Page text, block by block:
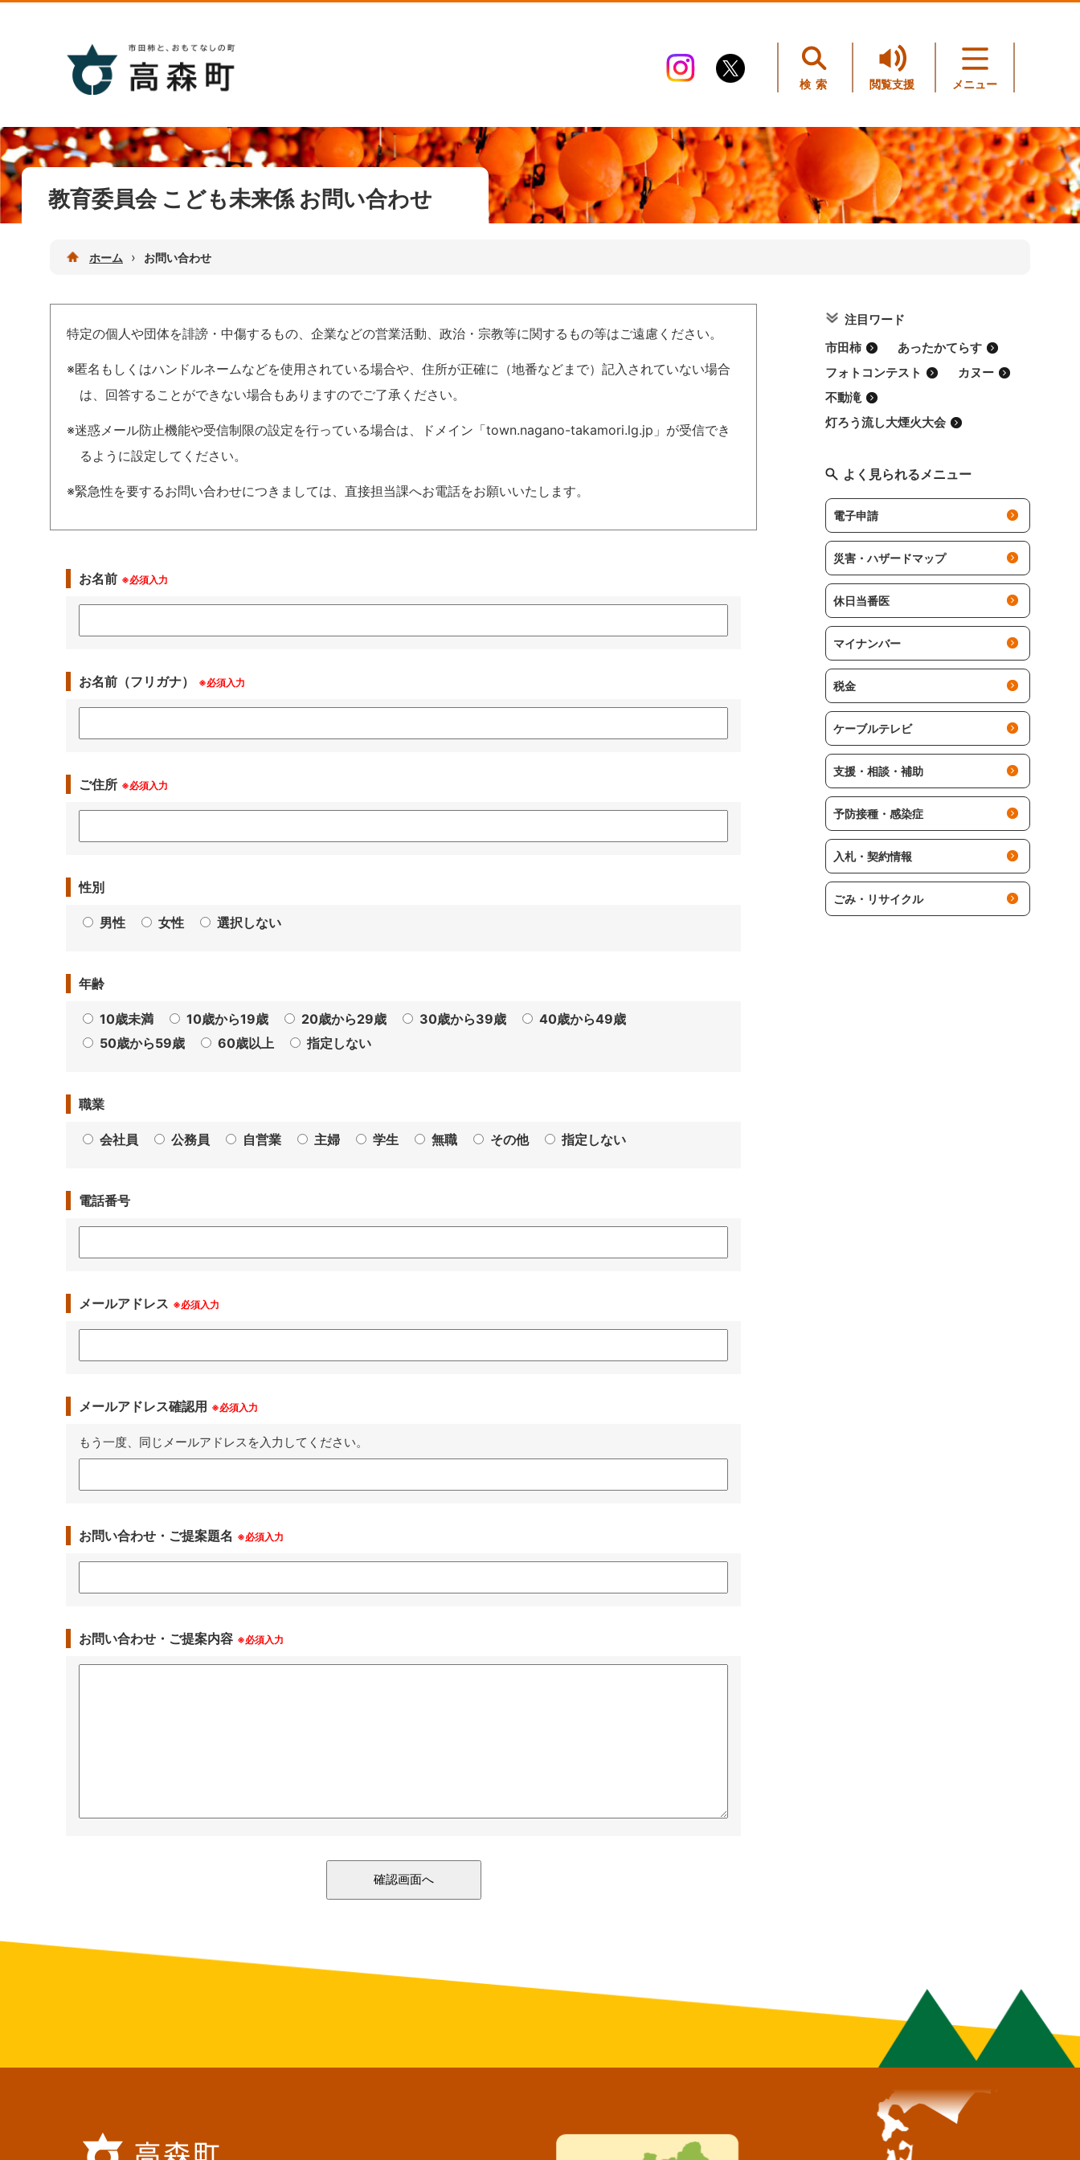
検索 閲覧支援 メニュー
教育委員会 こども未来係 お問い合わせ
ホーム › お問い合わせ
特定の個人や団体を誹謗・中傷するもの、企業などの営業活動、政治・宗教等に関するもの等はご遠慮ください。
※匿名もしくはハンドルネームなどを使用されている場合や、住所が正確に（地番などまで）記入されていない場合
は、回答することができない場合もありますのでご了承ください。
※迷惑メール防止機能や受信制限の設定を行っている場合は、ドメイン「town.nagano-takamori.lg.jp」が受信でき
るように設定してください。
※緊急性を要するお問い合わせにつきましては、直接担当課へお電話をお願いいたします。
お名前 ※必須入力
お名前（フリガナ） ※必須入力
ご住所 ※必須入力
性別
男性 女性 選択しない
年齢
10歳未満 10歳から19歳 20歳から29歳 30歳から39歳
40歳から49歳
50歳から59歳
60歳以上 指定しない
職業
会社員 公務員 自営業 主婦 学生 無職 その他 指定しない
電話番号
メールアドレス ※必須入力
メールアドレス確認用 ※必須入力
もう一度、同じメールアドレスを入力してください。
お問い合わせ・ご提案題名 ※必須入力
お問い合わせ・ご提案内容 ※必須入力
注目ワード
市田柿
あったかてらす
フォトコンテスト
カヌー
不動滝
灯ろう流し大煙火大会
よく見られるメニュー
電子申請
災害・ハザードマップ
休日当番医
マイナンバー
税金
ケーブルテレビ
支援・相談・補助
予防接種・感染症
入札・契約情報
ごみ・リサイクル